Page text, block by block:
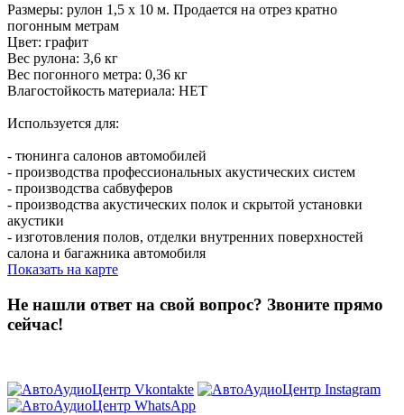
Размеры: рулон 1,5 х 10 м. Продается на отрез кратно
погонным метрам
Цвет: графит
Вес рулона: 3,6 кг
Вес погонного метра: 0,36 кг
Влагостойкость материала: НЕТ
Используется для:
- тюнинга салонов автомобилей
- производства профессиональных акустических систем
- производства сабвуферов
- производства акустических полок и скрытой установки
акустики
- изготовления полов, отделки внутренних поверхностей
салона и багажника автомобиля
Показать на карте
Не нашли ответ на свой вопрос? Звоните прямо
сейчас!